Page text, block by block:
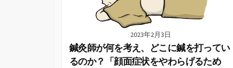
2023年2月3日
鍼灸師が何を考え、どこに鍼を打ってい
るのか？「顔面症状をやわらげるため